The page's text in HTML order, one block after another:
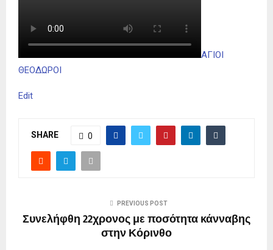
ΑΓΙΟΙ
ΘΕΟΔΩΡΟΙ
Edit
SHARE 0
PREVIOUS POST
Συνελήφθη 22χρονος με ποσότητα κάνναβης
στην Κόρινθο